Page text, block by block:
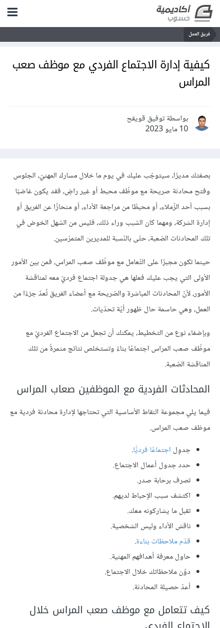
فريق العمل
كيفية إدارة الاجتماع الفردي مع موظف صعب
المراس
بواسطة توفيق قويقح
10 مايو 2023
بصفتك مديرًا، سيتوجّب عليك في يوم ما خلال مسارك المهنيّ، الجلوس
وفتح محادثة صريحة مع موظّف محبط أو غير راضٍ، فقد يكون غاضبًا
بسبب أحد الزّملاء، أو محبطًا من مراجعة الأداء، أو منحازًا عن الفريق أو
إدارة الشركة، ومهما كان السّبب وراء ذلك، فليس من السّهل الخوض في
تلك المحادثات الصّعبة، حتّى بالنّسبة للمديرين المتمرّسين.
حينما تكون مجبرًا على التّعامل مع موظّف صعب المراس، فمن بين الأمور
الأولى التي يجب عليك فعلها هي جدولة اجتماع فرديّ معه لمناقشة
الأمور، لأنّ المحادثات المباشرة والصّريحة مع أعضاء الفريق تُعدّ جزءًا من
العمل، وهي حاسمة حال ظهور أيّة تحدّيات.
وبإضفاء نوع من التخطيط، يمكنك أن تجعل من الاجتماع الفرديّ مع
موظّف صعب المراس اجتماعًا بناءً وتستخلص نتائج مثمرةً من تلك
المناقشة الصّعبة.
المحادثات الفردية مع الموظفين صعاب المراس
فيما يلي مجموعة النقاط الأساسية التي تحتاجها لإدارة محادثة فردية مع
موظف صعب المراس.
جدوِل اجتماعًا فرديًّا.
حدد جدول أعمال الاجتماع.
تصرف برحابة صدر.
اكتشف سبب الإحباط لديهم.
تقبل ما يشاركونه معك.
ناقش الأداء وليس الشخصية.
قدّم ملاحظات بناءة.
حاول معرفة أهدافهم المهنية.
دوِّن ملاحظاتك خلال الاجتماع.
أعدّ حصيلة المحادثة.
كيف تتعامل مع موظف صعب المراس خلال